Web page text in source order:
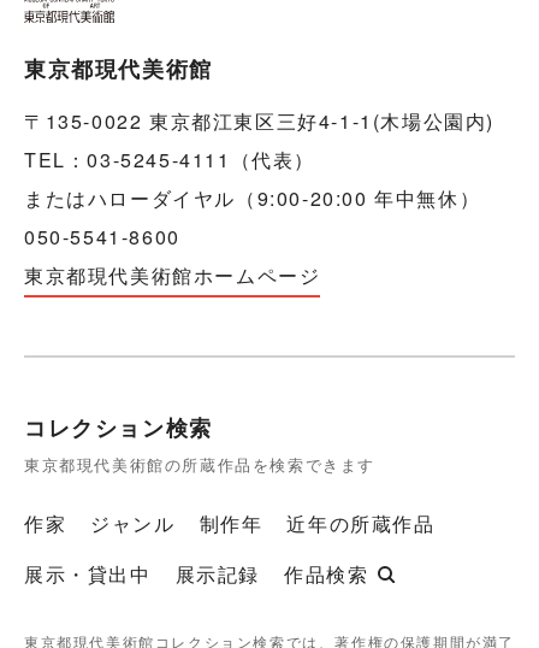
東京都現代美術館
〒135-0022 東京都江東区三好4-1-1(木場公園内)
TEL：03-5245-4111（代表）
またはハローダイヤル（9:00-20:00 年中無休）
050-5541-8600
東京都現代美術館ホームページ
コレクション検索
東京都現代美術館の所蔵作品を検索できます
作家 ジャンル 制作年
近年の所蔵作品
展示・貸出中
展示記録 作品検索
東京都現代美術館コレクション検索では、著作権の保護期間が満了